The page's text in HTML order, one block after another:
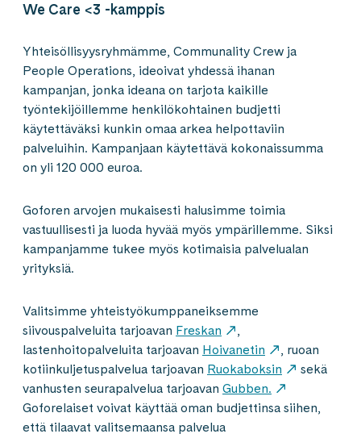
We Care <3 -kamppis
Yhteisöllisyysryhmämme, Communality Crew ja
People Operations, ideoivat yhdessä ihanan
kampanjan, jonka ideana on tarjota kaikille
työntekijöillemme henkilökohtainen budjetti
käytettäväksi kunkin omaa arkea helpottaviin
palveluihin. Kampanjaan käytettävä kokonaissumma
on yli 120 000 euroa.
Goforen arvojen mukaisesti halusimme toimia
vastuullisesti ja luoda hyvää myös ympärillemme. Siksi
kampanjamme tukee myös kotimaisia palvelualan
yrityksiä.
Valitsimme yhteistyökumppaneiksemme
siivouspalveluita tarjoavan Freskan
,
lastenhoitopalveluita tarjoavan Hoivanetin
, ruoan
kotiinkuljetuspalvelua tarjoavan Ruokaboksin
sekä
vanhusten seurapalvelua tarjoavan Gubben.
Goforelaiset voivat käyttää oman budjettinsa siihen,
että tilaavat valitsemaansa palvelua